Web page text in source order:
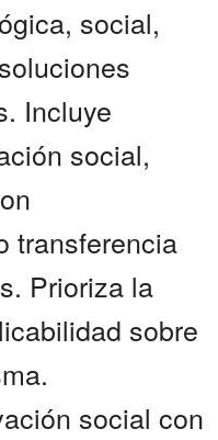
social,
Incluye
social,
transferencia
Prioriza la
sobre
social con